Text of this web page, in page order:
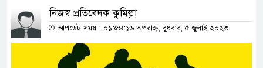
নিজস্ব প্রতিবেদক কুমিল্লা
আপডেট সময় : ০১:৫৪:১৬ অপরাহ্ন, বুধবার, ৫ জুলাই ২০২৩